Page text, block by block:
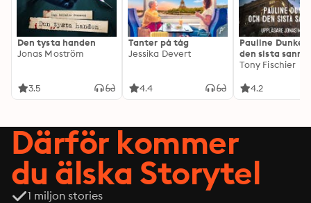
Den tysta handen
Jonas Moström
3.5
Tanter på tåg
Jessika Devert
4.4
Pauline Dunker
den sista
Tony Fischier
4.2
Därför kommer
du älska Storytel
1 miljon stories